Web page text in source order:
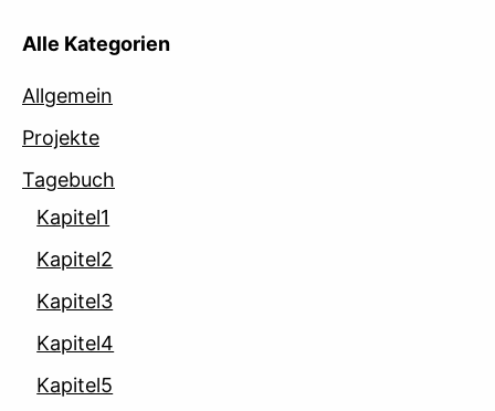
Alle Kategorien
Allgemein
Projekte
Tagebuch
Kapitel1
Kapitel2
Kapitel3
Kapitel4
Kapitel5